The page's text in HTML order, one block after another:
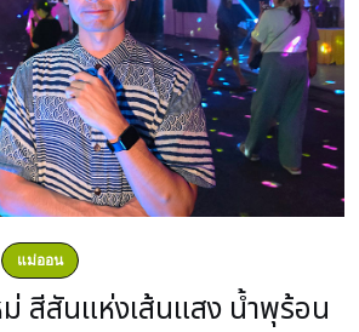
แม่ออน
ม่ สีสันแห่งเส้นแสง น้ำพุร้อน